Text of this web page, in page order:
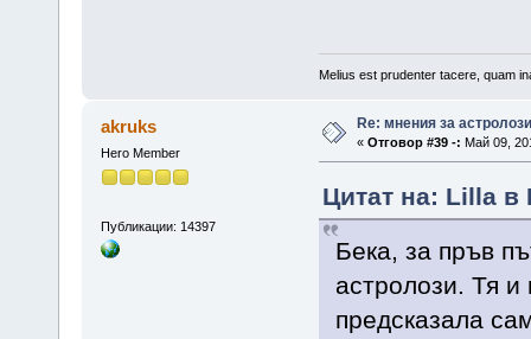
Melius est prudenter tacere, quam
akruks
Hero Member
Публикации: 14397
Re: мнения за астролози
« Отговор #39 -: Май 09,
Цитат на: Lilla в
Бека, за пръв
астролози. Тя
предсказала